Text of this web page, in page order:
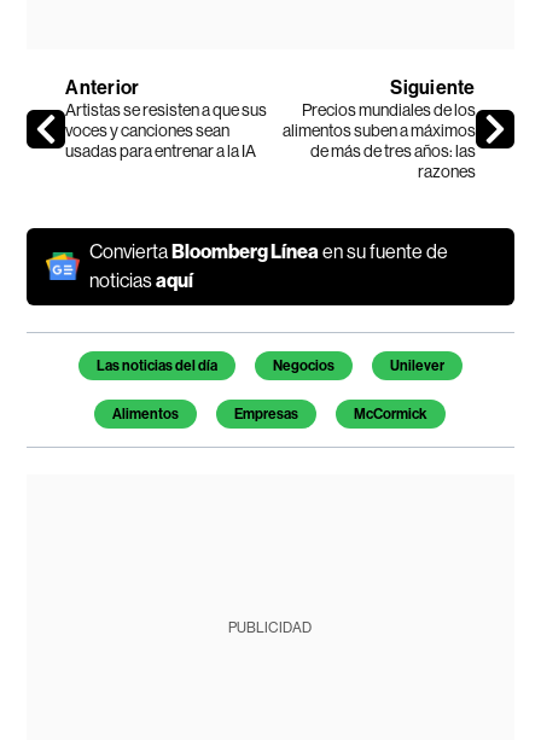
Anterior
Artistas se resisten a que sus
voces y canciones sean
usadas para entrenar a la IA
Siguiente
Precios mundiales de los
alimentos suben a máximos
de más de tres años: las
razones
ConviertaBloomberg Línea en su fuente de
noticiasaquí
Temas de este artículo
Las noticias del día Negocios Unilever
Alimentos Empresas McCormick
PUBLICIDAD